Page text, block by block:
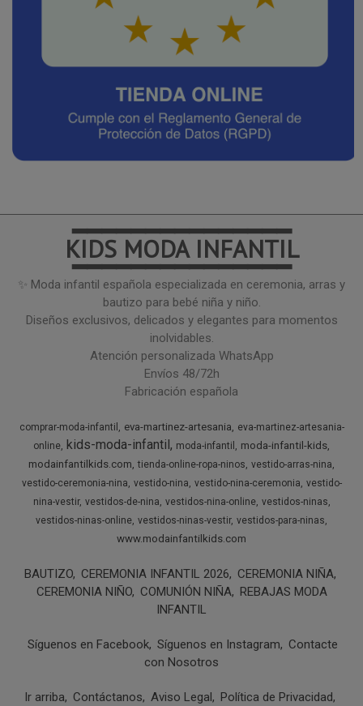
━━━━━━━━━━━━━━━
KIDS MODA INFANTIL
━━━━━━━━━━━━━━━
✨ Moda infantil española especializada en ceremonia, arras y
bautizo para bebé niña y niño.
Diseños exclusivos, delicados y elegantes para momentos
inolvidables.
Atención personalizada WhatsApp
Envíos 48/72h
Fabricación española
comprar-moda-infantil eva-martinez-artesania
eva-martinez-artesania-
online
kids-moda-infantil moda-infantil
moda-infantil-kids
modainfantilkids.com tienda-online-ropa-ninos vestido-arras-nina
vestido-ceremonia-nina vestido-nina vestido-nina-ceremonia vestido-
nina-vestir vestidos-de-nina vestidos-nina-online vestidos-ninas
vestidos-ninas-online vestidos-ninas-vestir vestidos-para-ninas
www.modainfantilkids.com
BAUTIZO CEREMONIA INFANTIL 2026
CEREMONIA NIÑA
CEREMONIA NIÑO COMUNIÓN NIÑA REBAJAS MODA
INFANTIL
Síguenos en Facebook Síguenos en Instagram
Contacte
con Nosotros
Ir arriba Contáctanos Aviso Legal Política de Privacidad